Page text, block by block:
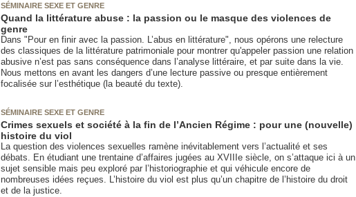
SÉMINAIRE SEXE ET GENRE
Quand la littérature abuse : la passion ou le masque des violences de
genre
Dans "Pour en finir avec la passion. L’abus en littérature", nous opérons une relecture
des classiques de la littérature patrimoniale pour montrer qu'appeler passion une relation
abusive n’est pas sans conséquence dans l’analyse littéraire, et par suite dans la vie.
Nous mettons en avant les dangers d’une lecture passive ou presque entièrement
focalisée sur l’esthétique (la beauté du texte).
SÉMINAIRE SEXE ET GENRE
Crimes sexuels et société à la fin de l’Ancien Régime : pour une (nouvelle)
histoire du viol
La question des violences sexuelles ramène inévitablement vers l’actualité et ses
débats. En étudiant une trentaine d’affaires jugées au XVIIIe siècle, on s’attaque ici à un
sujet sensible mais peu exploré par l’historiographie et qui véhicule encore de
nombreuses idées reçues. L’histoire du viol est plus qu’un chapitre de l’histoire du droit
et de la justice.